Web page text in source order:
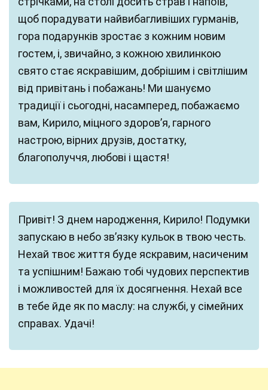
щоб порадувати найвибагливіших гурманів,
гора подарунків зростає з кожним новим
гостем, і, звичайно, з кожною хвилинкою
свято стає яскравішим, добрішим і світлішим
від привітань і побажань! Ми шануємо
традиції і сьогодні, насамперед, побажаємо
вам, Кирило, міцного здоров’я, гарного
настрою, вірних друзів, достатку,
благополуччя, любові і щастя!
Привіт! З днем народження, Кирило! Подумки
запускаю в небо зв’язку кульок в твою честь.
Нехай твоє життя буде яскравим, насиченим
та успішним! Бажаю тобі чудових перспектив
і можливостей для їх досягнення. Нехай все
в тебе йде як по маслу: на службі, у сімейних
справах. Удачі!